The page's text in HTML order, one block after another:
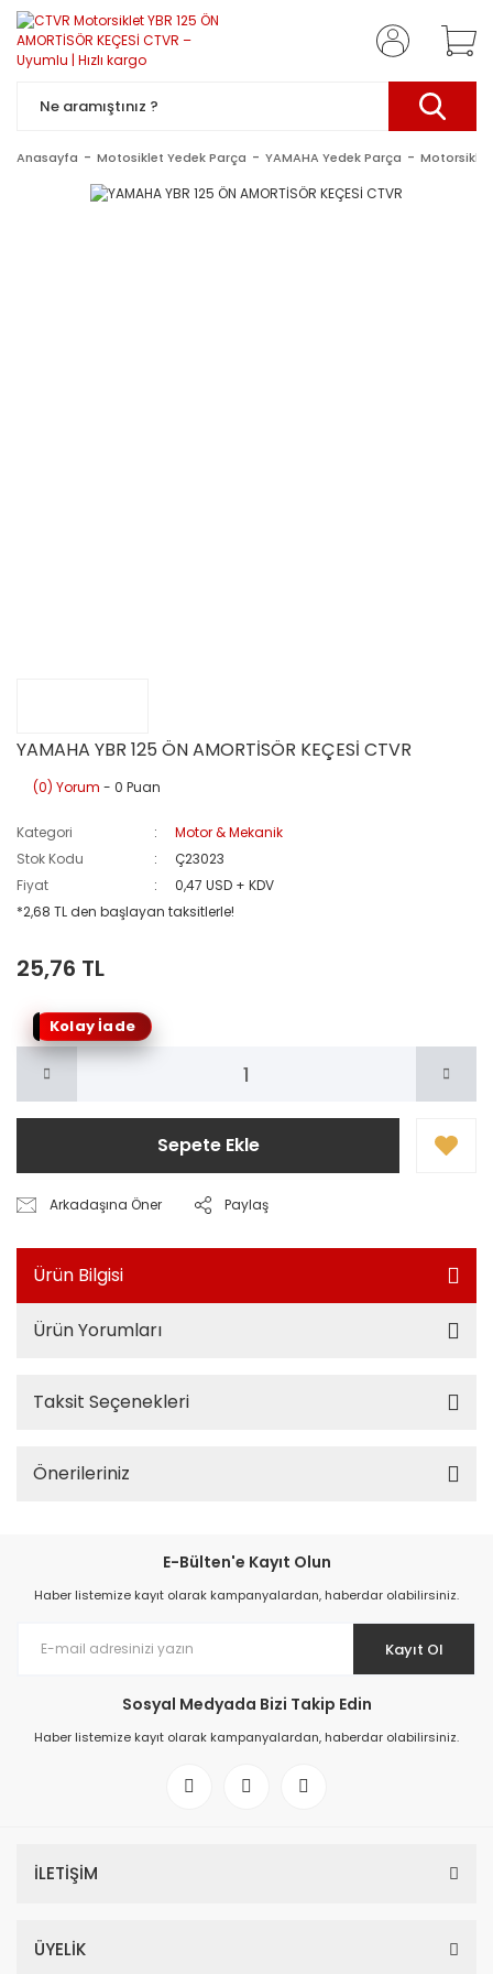
Anasayfa Motosiklet Yedek Parça YAMAHA Yedek Parça Motorsiklet
YAMAHA YBR 125 ÖN AMORTİSÖR KEÇESİ CTVR
(0) Yorum - 0 Puan
Kategori
Motor & Mekanik
Stok Kodu
Ç23023
Fiyat
0,47 USD + KDV
*2,68 TL den başlayan taksitlerle!
25,76 TL
Kolay İade
Sepete Ekle
Arkadaşına Öner Paylaş
Ürün Bilgisi
Ürün Yorumları
Taksit Seçenekleri
Önerileriniz
E-Bülten'e Kayıt Olun
Haber listemize kayıt olarak kampanyalardan, haberdar olabilirsiniz.
Kayıt Ol
Sosyal Medyada Bizi Takip Edin
Haber listemize kayıt olarak kampanyalardan, haberdar olabilirsiniz.
İLETİŞİM
ÜYELİK